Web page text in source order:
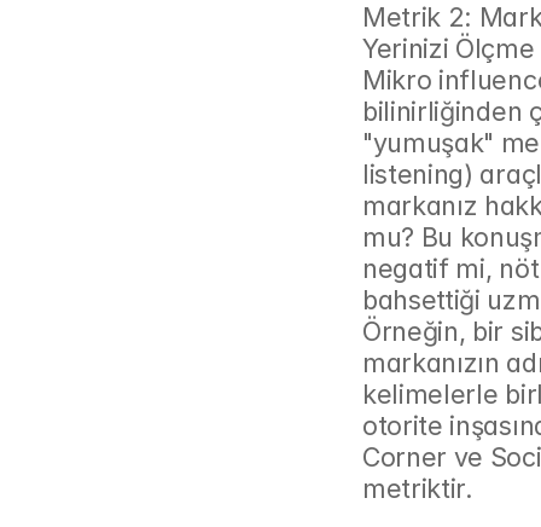
Metrik 2:
Yerinizi Ölçme
Mikro
bilinirliğinden
"yumuşak"
listening)
markanız
mu? Bu
negatif mi,
bahsettiği
Örneğin, bir
markanızın
kelimelerle
otorite
Corner ve
metriktir.